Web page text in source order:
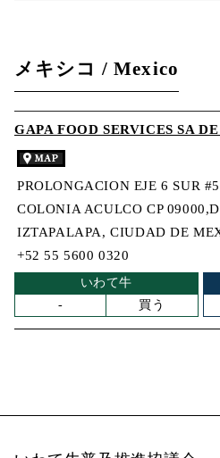
メキシコ / Mexico
GAPA FOOD SERVICES SA
PROLONGACION EJE 6 SUR
COLONIA ACULCO CP
IZTAPALAPA, CIUDAD DE
+52 55 5600 0320
いわて牛
-
買う